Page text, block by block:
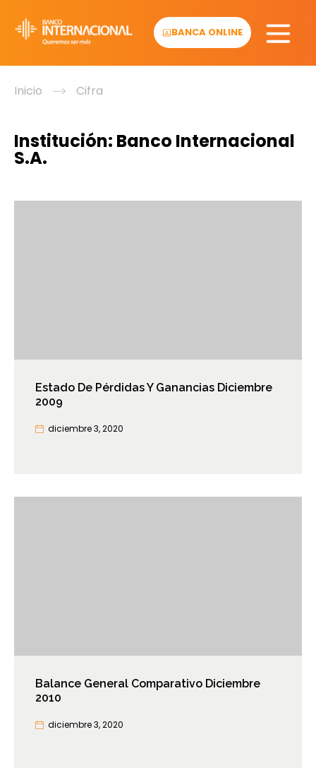
content
BANCA ONLINE
Inicio Cifra
Institución: Banco Internacional
S.A.
Estado De Pérdidas Y Ganancias Diciembre
2009
diciembre 3, 2020
Balance General Comparativo Diciembre
2010
diciembre 3, 2020